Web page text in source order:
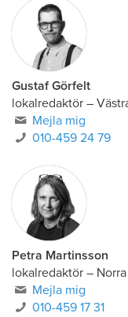
Gustaf Görfelt
lokalredaktör –
Mejla mig
010-459 24 79
Petra Martinsson
lokalredaktör –
Mejla mig
010-459 17 31